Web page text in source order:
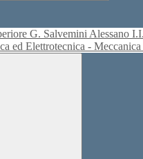
ed Elettrotecnica -